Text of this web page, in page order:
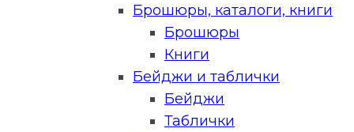
Брошюры, каталоги, книги
Брошюры
Книги
Бейджи и таблички
Бейджи
Таблички